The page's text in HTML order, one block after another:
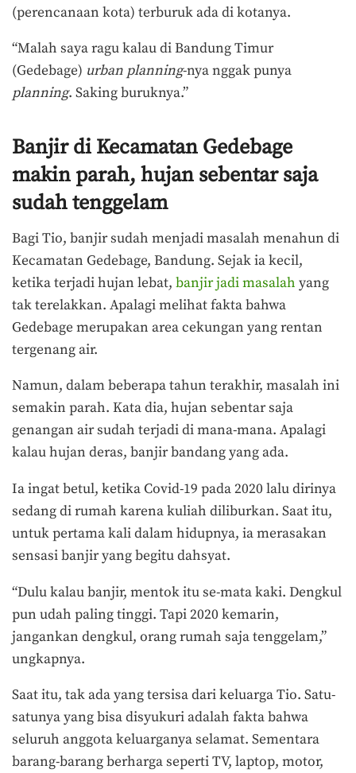
(perencanaan kota) terburuk ada di kotanya.
“Malah saya ragu kalau di Bandung Timur
(Gedebage) urban planning-nya nggak punya
planning. Saking buruknya.”
Banjir di Kecamatan Gedebage
makin parah, hujan sebentar saja
sudah tenggelam
Bagi Tio, banjir sudah menjadi masalah menahun di
Kecamatan Gedebage, Bandung. Sejak ia kecil,
ketika terjadi hujan lebat, banjir jadi masalah yang
tak terelakkan. Apalagi melihat fakta bahwa
Gedebage merupakan area cekungan yang rentan
tergenang air.
Namun, dalam beberapa tahun terakhir, masalah ini
semakin parah. Kata dia, hujan sebentar saja
genangan air sudah terjadi di mana-mana. Apalagi
kalau hujan deras, banjir bandang yang ada.
Ia ingat betul, ketika Covid-19 pada 2020 lalu dirinya
sedang di rumah karena kuliah diliburkan. Saat itu,
untuk pertama kali dalam hidupnya, ia merasakan
sensasi banjir yang begitu dahsyat.
“Dulu kalau banjir, mentok itu se-mata kaki. Dengkul
pun udah paling tinggi. Tapi 2020 kemarin,
jangankan dengkul, orang rumah saja tenggelam,”
ungkapnya.
Saat itu, tak ada yang tersisa dari keluarga Tio. Satu-
satunya yang bisa disyukuri adalah fakta bahwa
seluruh anggota keluarganya selamat. Sementara
barang-barang berharga seperti TV, laptop, motor,